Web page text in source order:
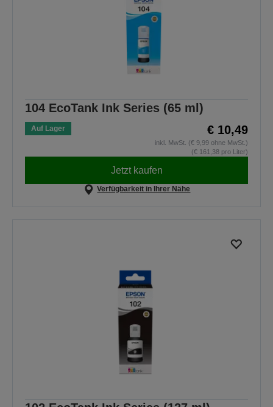
104 EcoTank Ink Series (65 ml)
Auf Lager € 10,49
inkl. MwSt. (€ 9,99 ohne MwSt.)
(€ 161,38 pro Liter)
Jetzt kaufen
Verfügbarkeit in Ihrer Nähe